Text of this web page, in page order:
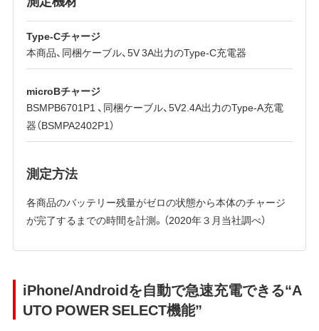
Type-Cチャージ
本商品、同梱ケーブル、5V 3A出力のType-C充電器
microBチャージ
BSMPB6701P1 、同梱ケーブル、5V2.4A出力のType-A充電
器（BSMPA2402P1）
測定方法
各商品のバッテリー残量がゼロの状態から本体のチャージ
が完了するまでの時間を計測。（2020年３月当社調べ）
iPhone/Androidを自動で急速充電できる“A
UTO POWER SELECT機能”